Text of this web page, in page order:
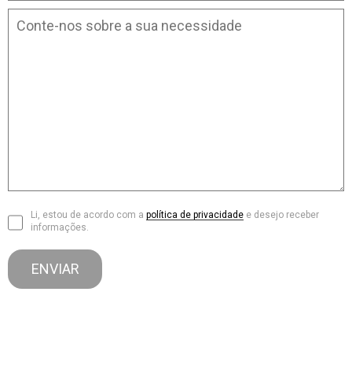
Li, estou de acordo com a política de privacidadee desejo receber
informações.